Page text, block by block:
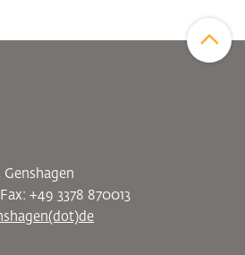
Genshagen
+49 3378 870013